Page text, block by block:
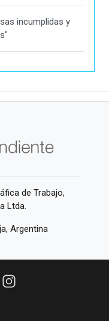
incumplidas y
de Trabajo,
Ltda.
Argentina